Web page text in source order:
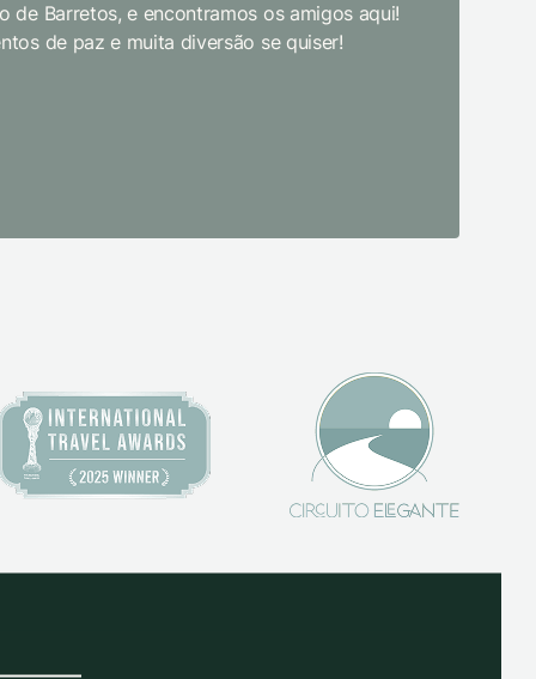
de Barretos, e encontramos os amigos aqui!
de paz e muita diversão se quiser!